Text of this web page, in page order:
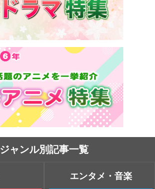
ジャンル別記事一覧
エンタメ・音楽